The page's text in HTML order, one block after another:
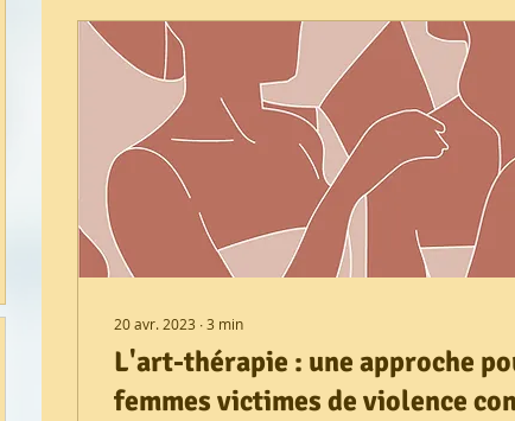
20 avr. 2023 ∙3 min
L'art-thérapie : une approche
femmes victimes de violence